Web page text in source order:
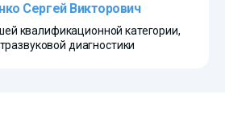
Сергей Викторович
квалификационной категории,
диагностики